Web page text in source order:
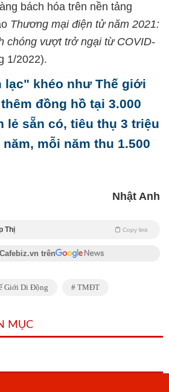
bách hóa trên nền tảng
Thương mại điện tử năm 2021:
chóng vượt trở ngại từ COVID-
1/2022).
lạc" khéo như Thế giới
đồng hồ tại 3.000
lẻ sẵn có, tiêu thụ 3 triệu
mỗi năm thu 1.500
Nhật Anh
Thị Copy link
trên
Giới Di Động TMĐT
MỤC